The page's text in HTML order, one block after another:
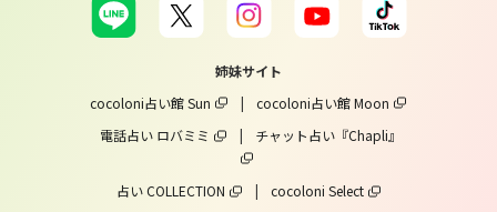
姉妹サイト
cocoloni占い館 Sun
|
cocoloni占い館 Moon
電話占い ロバミミ
| チャット占い『Chapli』
占い COLLECTION |
cocoloni Select